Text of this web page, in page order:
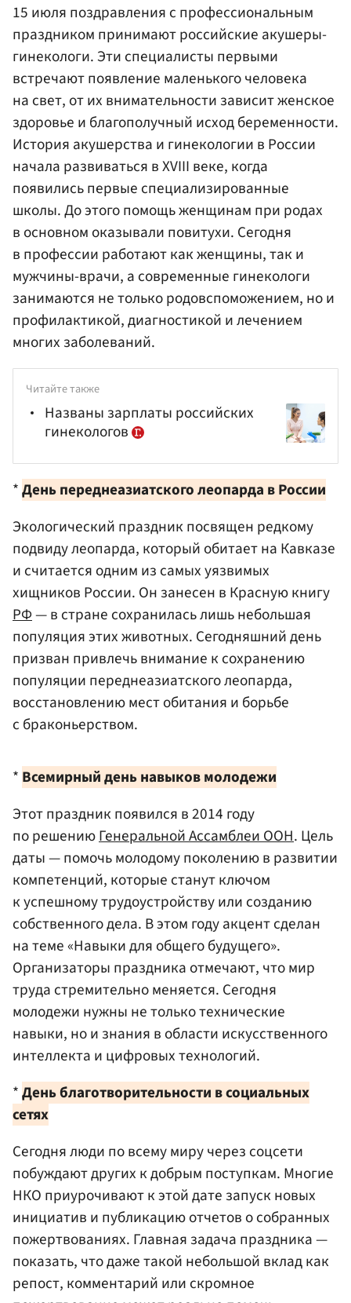
15 июля поздравления с профессиональным
праздником принимают российские акушеры-
гинекологи. Эти специалисты первыми
встречают появление маленького человека
на свет, от их внимательности зависит женское
здоровье и благополучный исход беременности.
История акушерства и гинекологии в России
начала развиваться в XVIII веке, когда
появились первые специализированные
школы. До этого помощь женщинам при родах
в основном оказывали повитухи. Сегодня
в профессии работают как женщины, так и
мужчины-врачи, а современные гинекологи
занимаются не только родовспоможением, но и
профилактикой, диагностикой и лечением
многих заболеваний.
Читайте также
Названы зарплаты российских
гинекологов
*День переднеазиатского леопарда в России
Экологический праздник посвящен редкому
подвиду леопарда, который обитает на Кавказе
и считается одним из самых уязвимых
хищников России. Он занесен в Красную книгу
РФ— в стране сохранилась лишь небольшая
популяция этих животных. Сегодняшний день
призван привлечь внимание к сохранению
популяции переднеазиатского леопарда,
восстановлению мест обитания и борьбе
с браконьерством.
* Всемирный день навыков молодежи
Этот праздник появился в 2014 году
по решениюГенеральной Ассамблеи ООН. Цель
даты — помочь молодому поколению в развитии
компетенций, которые станут ключом
к успешному трудоустройству или созданию
собственного дела. В этом году акцент сделан
на теме «Навыки для общего будущего».
Организаторы праздника отмечают, что мир
труда стремительно меняется. Сегодня
молодежи нужны не только технические
навыки, но и знания в области искусственного
интеллекта и цифровых технологий.
*Дeнь блaгoтвopитeльнocти в coциaльныx
ceтях
Сегодня люди по всему миру через соцсети
побуждают других к добрым поступкам. Многие
НКО приурочивают к этой дате запуск новых
инициатив и публикацию отчетов о собранных
пожертвованиях. Главная задача праздника —
показать, что даже такой небольшой вклад как
репост, комментарий или скромное